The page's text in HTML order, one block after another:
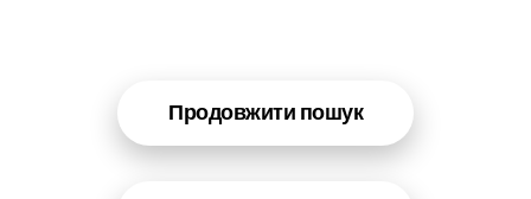
Продовжити пошук